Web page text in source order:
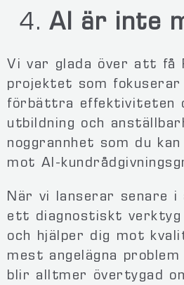
AI är inte
Vi var glada över att få
projektet som
förbättra effektiviteten
utbildning och
noggrannhet som du
mot AI-
När vi lanserar senare
ett diagnostiskt
och hjälper dig mot
mest angelägna
blir alltmer övertygad